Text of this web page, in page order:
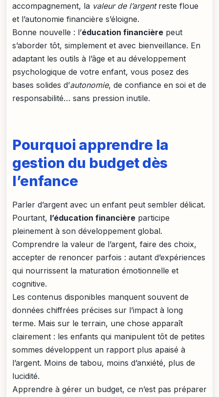
accompagnement, la valeur de l’argentreste floue
et l’autonomie financière s’éloigne.
Bonne nouvelle : l’éducation financière peut
s’aborder tôt, simplement et avec bienveillance. En
adaptant les outils à l’âge et au développement
psychologique de votre enfant, vous posez des
bases solides d’autonomie, de confiance en soi et de
responsabilité… sans pression inutile.
Pourquoi apprendre la
gestion du budget dès
l’enfance
Parler d’argent avec un enfant peut sembler délicat.
Pourtant, l’éducation financière participe
pleinement à son développement global.
Comprendre la valeur de l’argent, faire des choix,
accepter de renoncer parfois : autant d’expériences
qui nourrissent la maturation émotionnelle et
cognitive.
Les contenus disponibles manquent souvent de
données chiffrées précises sur l’impact à long
terme. Mais sur le terrain, une chose apparaît
clairement : les enfants qui manipulent tôt de petites
sommes développent un rapport plus apaisé à
l’argent. Moins de tabou, moins d’anxiété, plus de
lucidité.
Apprendre à gérer un budget, ce n’est pas préparer